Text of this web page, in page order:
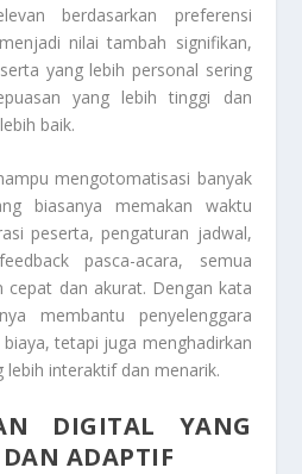
berdasarkan preferensi
nilai tambah signifikan,
yang lebih personal sering
yang lebih tinggi dan
baik.
mengotomatisasi banyak
biasanya memakan waktu
peserta, pengaturan jadwal,
pasca-acara, semua
cepat dan akurat. Dengan kata
membantu penyelenggara
tetapi juga menghadirkan
lebih interaktif dan menarik.
DIGITAL YANG
DAN ADAPTIF